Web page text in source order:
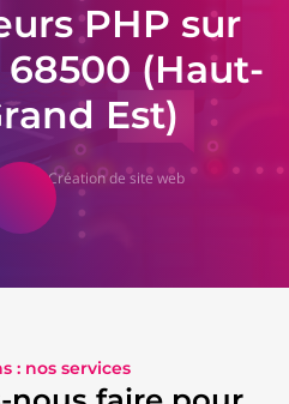
PHP sur
(Haut-
Est)
Création de site web
: nos services